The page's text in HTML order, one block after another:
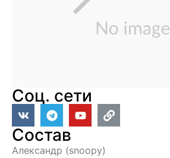
Соц. сети
Состав
Александр (snoopy)